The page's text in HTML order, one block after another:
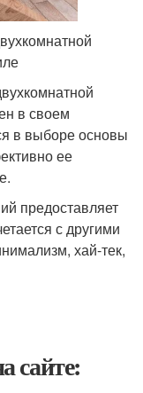
в своем
в выборе основы
ее
предоставляет
с другими
хай-тек,
сайте: